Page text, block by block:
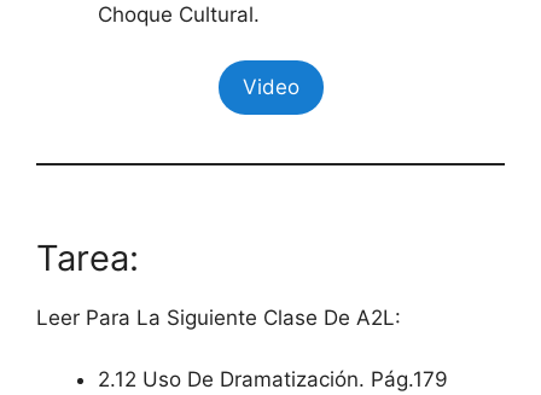
Choque Cultural.
Video
Tarea:
Leer Para La Siguiente Clase De A2L:
2.12 Uso De Dramatización. Pág.179